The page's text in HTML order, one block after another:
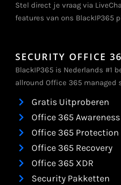
Stel direct je vraag via
features van ons BlackIP365
SECURITY OFFICE
BlackIP365 is Nederlands #1
allround Office 365 managed
Gratis Uitproberen
Office 365 Awareness
Office 365 Protection
Office 365 Recovery
Office 365 XDR
Security Pakketten